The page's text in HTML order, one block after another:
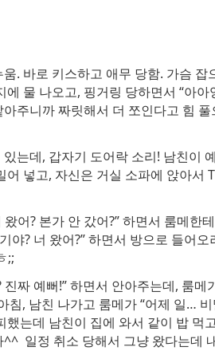
. 바로 키스하고 애무 당함. 가슴
물 나오고, 핑거링 당하면서 “아
주니까 짜릿해서 더 쪼인다고 힘
는데, 갑자기 도어락 소리! 남친이
어 넣고, 자신은 거실 소파에 앉아
어? 본가 안 갔어?” 하면서 룸메
야? 너 왔어?” 하면서 방으로 들어
;;
짜 예뻐!” 하면서 안아주는데, 룸
침, 남친 나가고 룸메가 “어제 일…
했는데 남친이 집에 와서 같이 밥
일정 취소 당해서 그냥 왔다는데